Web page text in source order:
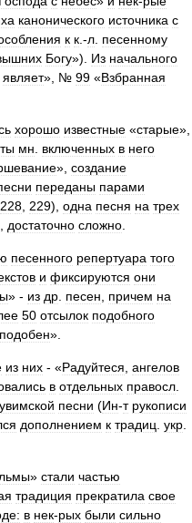
канонического источника с
к к .-л песенному
Богу»). Из начального
являет», № 99 «Взбранная
хорошо известные «старые»,
мн включенных в него
», создание
переданы парами
228 229), одна песня на трех
достаточно сложно
песенного репертуара того
и фиксируются они
» - из др песен причем на
50 отсылок подобного
подобен».
из них - «Радуйтеся ангелов
в отдельных правосл
песни (Ин-т рукописи
дополнением к традиц укр
» стали частью
традиция прекратила свое
в нек-рых были сильно